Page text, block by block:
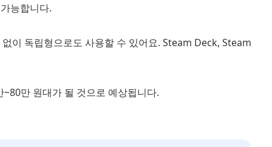
능합니다.
이 독립형으로도 사용할 수 있어요. Steam Deck, Steam
만 원대가 될 것으로 예상됩니다.